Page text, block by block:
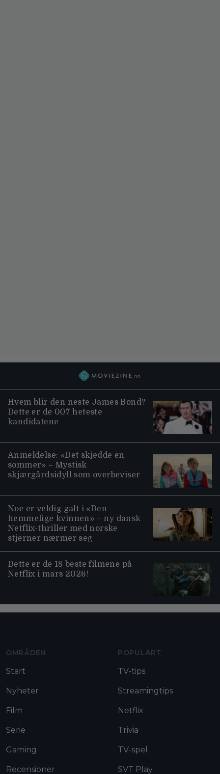
Hvem blir den neste James Bond?
Dette er de 007 heteste
kandidatene
Anmeldelse: «Det skjedde en
sommer» – Mystisk
skjærgårdsidyll som overbeviser
Noe er veldig galt i «Den
hemmelige kvinnen» – ny dansk
Netflix-thriller med norske
stjerner nærmer seg
Dette er de 18 beste filmene på
Netflix i mars 2026!
OMRÅDEN
Start
Nyheter
Film
Serie
Gaming
Recensioner
POPULÄRT
TV-tips
Streamingtips
Netflix
Trivia
TV-spel
SVT Play